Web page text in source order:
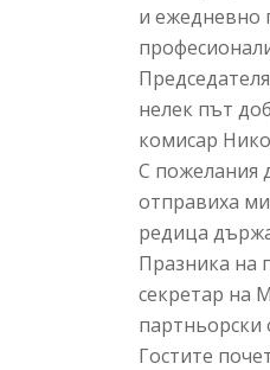
и ежедневно
нелек път
комисар
С пожелания
отправиха
редица
Празника на
секретар на
партньорски
Гостите